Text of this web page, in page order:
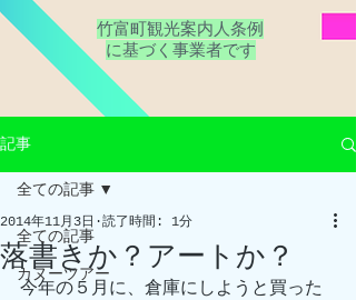
竹富町観光案内人条例
​に基づく事業者です
記事
全ての記事
カヌーツアー
全ての記事
落書きか？アートか？
2014年11月3日 読了時間: 1分
今年の５月に、倉庫にしようと買った